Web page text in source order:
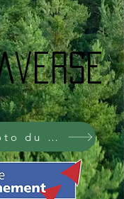
Album photo du centre